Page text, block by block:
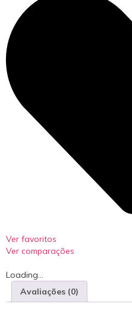
Ver favoritos
Ver comparações
Loading...
Avaliações (0)